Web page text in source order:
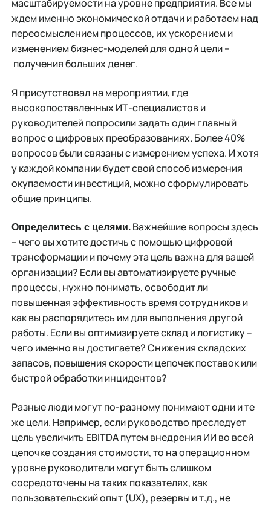
масштабируемости на уровне предприятия. Все мы
ждем именно экономической отдачи и работаем над
переосмыслением процессов, их ускорением и
изменением бизнес-моделей для одной цели –
получения больших денег.
Я присутствовал на мероприятии, где
высокопоставленных ИТ-специалистов и
руководителей попросили задать один главный
вопрос о цифровых преобразованиях. Более 40%
вопросов были связаны с измерением успеха. И хотя
у каждой компании будет свой способ измерения
окупаемости инвестиций, можно сформулировать
общие принципы.
Определитесь с целями.Важнейшие вопросы здесь
– чего вы хотите достичь с помощью цифровой
трансформации и почему эта цель важна для вашей
организации? Если вы автоматизируете ручные
процессы, нужно понимать, освободит ли
повышенная эффективность время сотрудников и
как вы распорядитесь им для выполнения другой
работы. Если вы оптимизируете склад и логистику –
чего именно вы достигаете? Снижения складских
запасов, повышения скорости цепочек поставок или
быстрой обработки инцидентов?
Разные люди могут по-разному понимают одни и те
же цели. Например, если руководство преследует
цель увеличить EBITDA путем внедрения ИИ во всей
цепочке создания стоимости, то на операционном
уровне руководители могут быть слишком
сосредоточены на таких показателях, как
пользовательский опыт (UX), резервы и т.д., не